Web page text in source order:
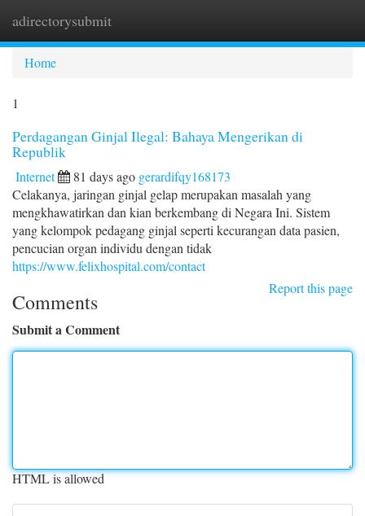
adirectorysubmit
Home
1
Perdagangan Ginjal Ilegal: Bahaya Mengerikan di
Republik
Internet 81 days ago gerardifqy168173
Celakanya, jaringan ginjal gelap merupakan masalah yang
mengkhawatirkan dan kian berkembang di Negara Ini. Sistem
yang kelompok pedagang ginjal seperti kecurangan data pasien,
pencucian organ individu dengan tidak
https://www.felixhospital.com/contact
Report this page
Comments
Submit a Comment
HTML is allowed